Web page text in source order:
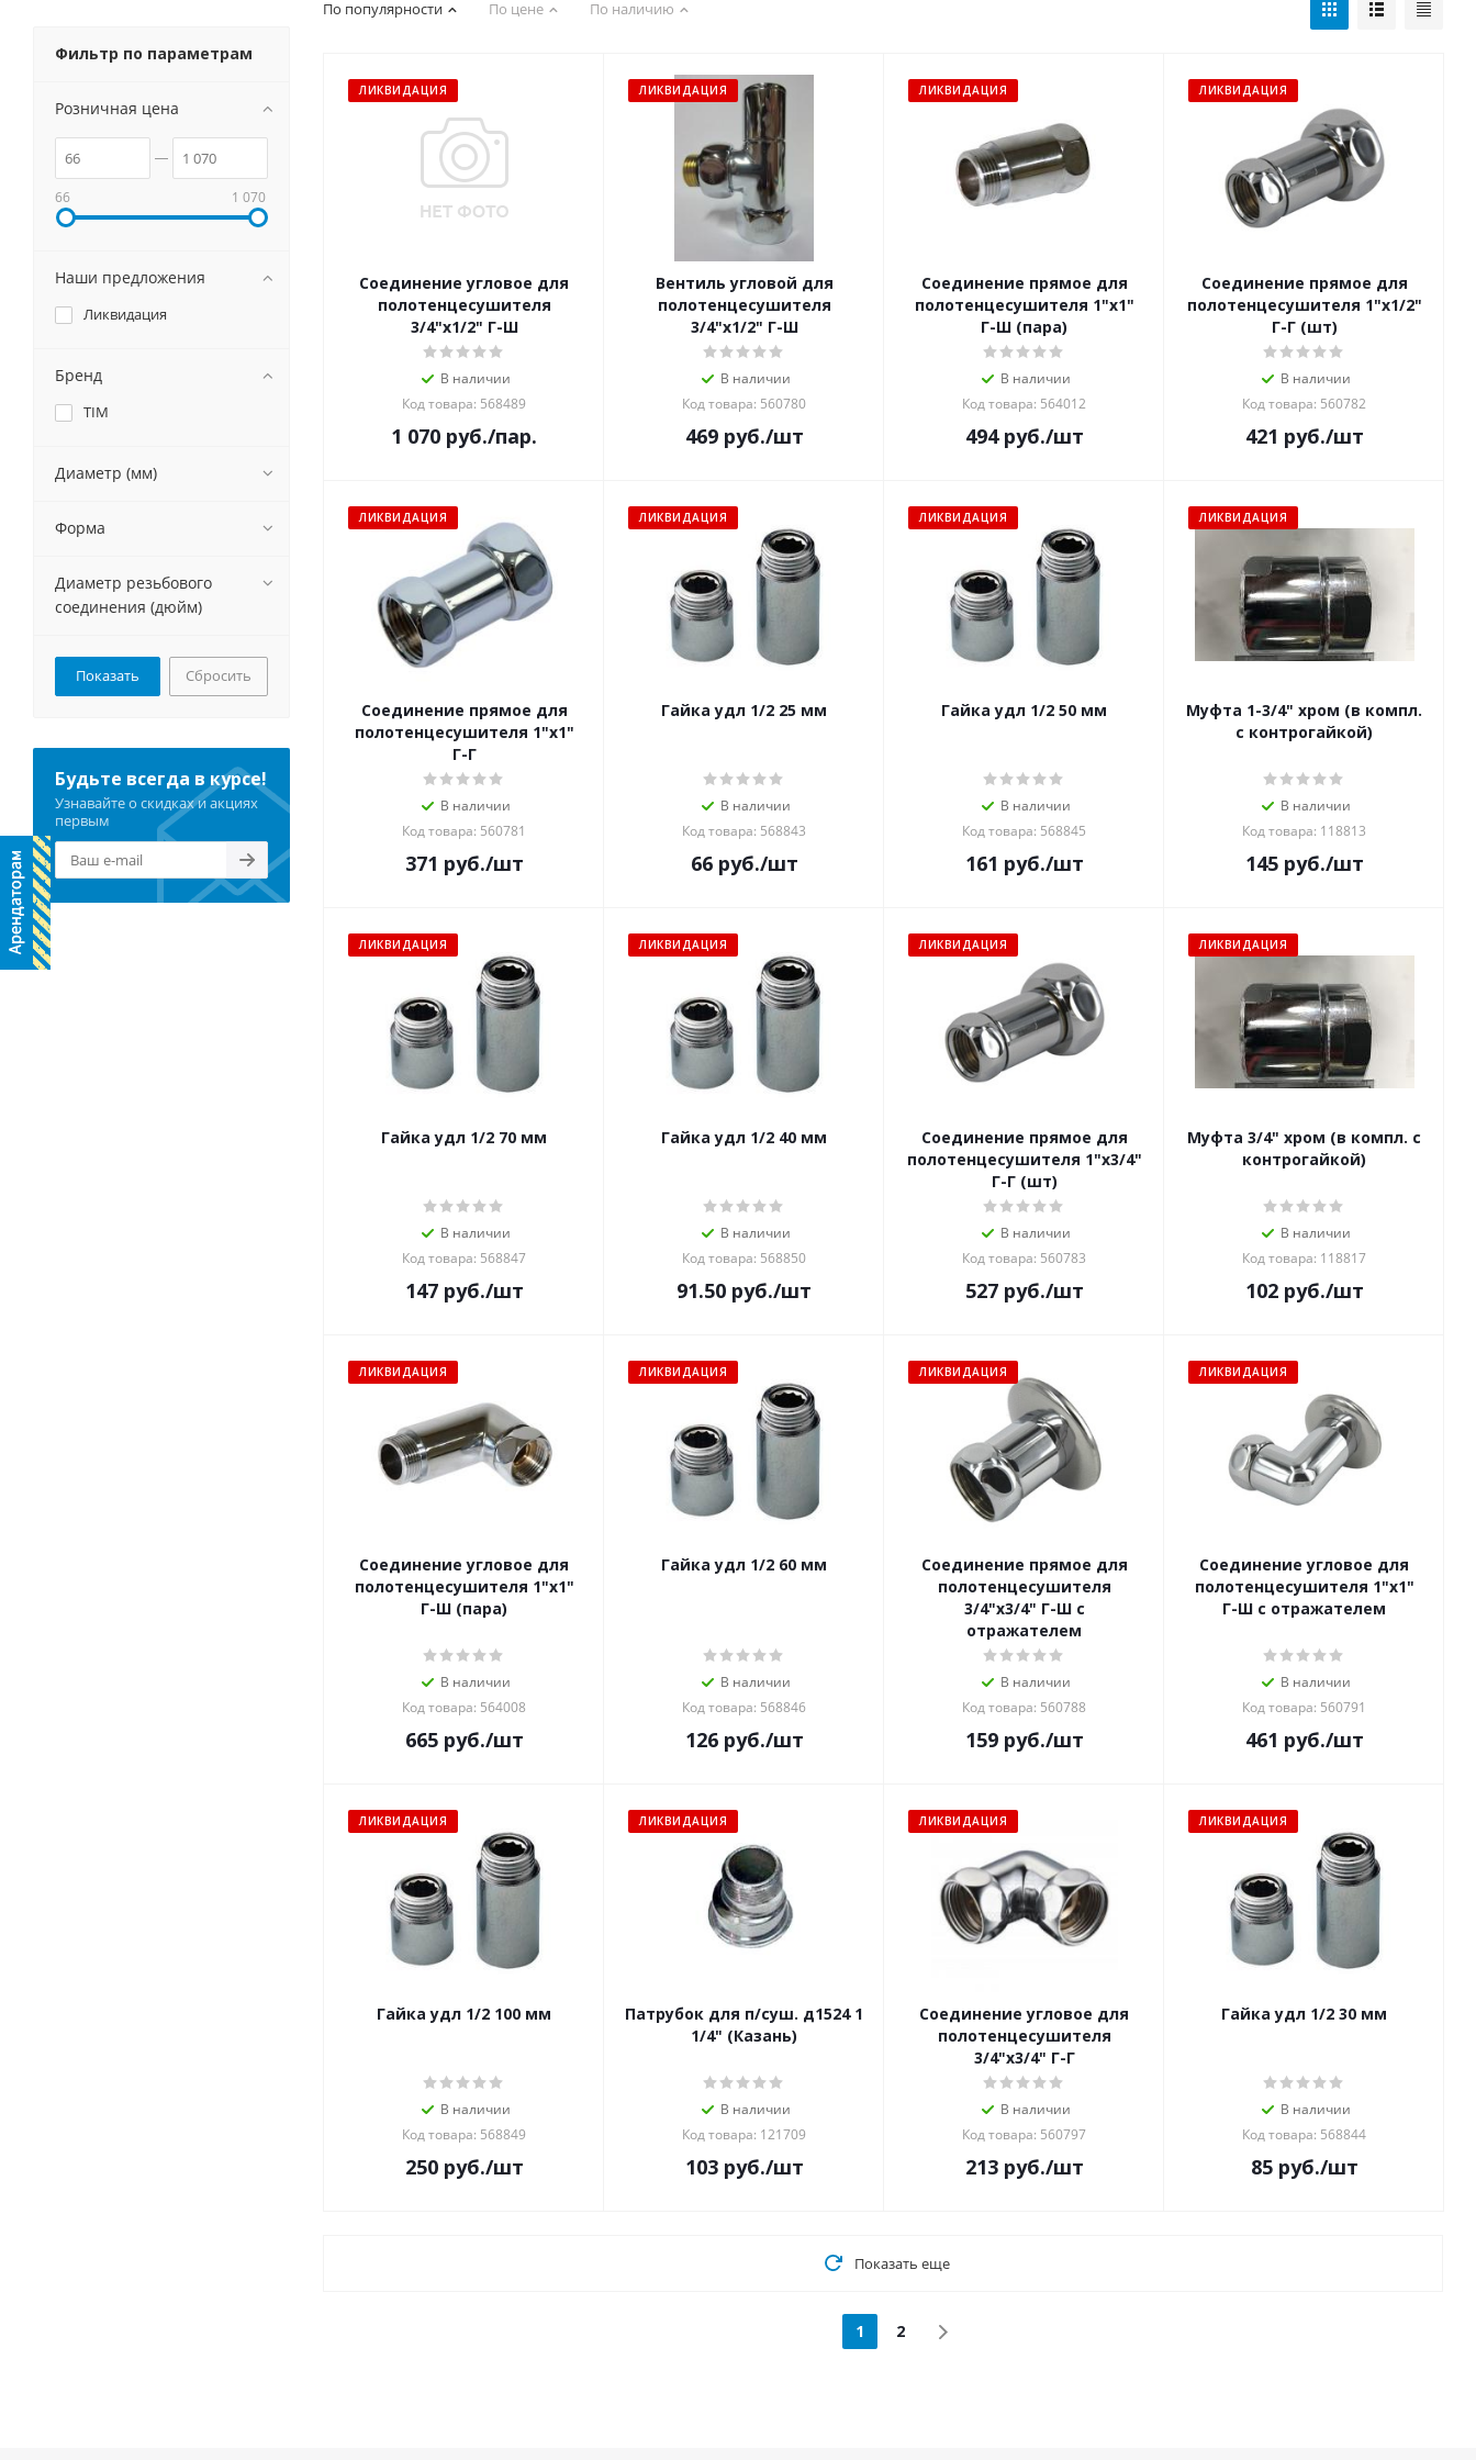
По популярности По цене По наличию
ЛИКВИДАЦИЯ
Соединение угловое для
полотенцесушителя
3/4"х1/2" Г-Ш
В наличии
Код товара: 568489
1 070 руб./пар.
ЛИКВИДАЦИЯ
Вентиль угловой для
полотенцесушителя
3/4"х1/2" Г-Ш
В наличии
Код товара: 560780
469руб./шт
ЛИКВИДАЦИЯ
Соединение прямое для
полотенцесушителя 1"х1"
Г-Ш (пара)
В наличии
Код товара: 564012
494руб./шт
ЛИКВИДАЦИЯ
Соединение прямое для
полотенцесушителя 1"х1/2"
Г-Г (шт)
В наличии
Код товара: 560782
421 руб./шт
ЛИКВИДАЦИЯ
Соединение прямое для
полотенцесушителя 1"х1"
Г-Г
В наличии
Код товара: 560781
371 руб./шт
ЛИКВИДАЦИЯ
Гайка удл 1/2 25 мм
В наличии
Код товара: 568843
66руб./шт
ЛИКВИДАЦИЯ
Гайка удл 1/2 50 мм
В наличии
Код товара: 568845
161 руб./шт
ЛИКВИДАЦИЯ
Муфта 1-3/4" хром (в компл.
с контрогайкой)
В наличии
Код товара: 118813
145руб./шт
ЛИКВИДАЦИЯ
Гайка удл 1/2 70 мм
В наличии
Код товара: 568847
147руб./шт
ЛИКВИДАЦИЯ
Гайка удл 1/2 40 мм
В наличии
Код товара: 568850
91.50 руб./шт
ЛИКВИДАЦИЯ
Соединение прямое для
полотенцесушителя 1"х3/4"
Г-Г (шт)
В наличии
Код товара: 560783
527руб./шт
ЛИКВИДАЦИЯ
Муфта 3/4" хром (в компл. с
контрогайкой)
В наличии
Код товара: 118817
102руб./шт
ЛИКВИДАЦИЯ
Соединение угловое для
полотенцесушителя 1"х1"
Г-Ш (пара)
В наличии
Код товара: 564008
665руб./шт
ЛИКВИДАЦИЯ
Гайка удл 1/2 60 мм
В наличии
Код товара: 568846
126руб./шт
ЛИКВИДАЦИЯ
Соединение прямое для
полотенцесушителя
3/4"х3/4" Г-Ш с
отражателем
В наличии
Код товара: 560788
159руб./шт
ЛИКВИДАЦИЯ
Соединение угловое для
полотенцесушителя 1"х1"
Г-Ш с отражателем
В наличии
Код товара: 560791
461 руб./шт
ЛИКВИДАЦИЯ
Гайка удл 1/2 100 мм
В наличии
Код товара: 568849
250руб./шт
ЛИКВИДАЦИЯ
Патрубок для п/суш. д1524 1
1/4" (Казань)
В наличии
Код товара: 121709
103руб./шт
ЛИКВИДАЦИЯ
Соединение угловое для
полотенцесушителя
3/4"х3/4" Г-Г
В наличии
Код товара: 560797
213руб./шт
ЛИКВИДАЦИЯ
Гайка удл 1/2 30 мм
В наличии
Код товара: 568844
85руб./шт
Показать еще
1 2
Фильтр по параметрам
Розничная цена
66 1 070
Наши предложения
Ликвидация
Бренд
TIM
Диаметр (мм)
Форма
Диаметр резьбового
соединения (дюйм)
Сбросить
Будьте всегда в курсе!
Узнавайте о скидках и акциях
первым